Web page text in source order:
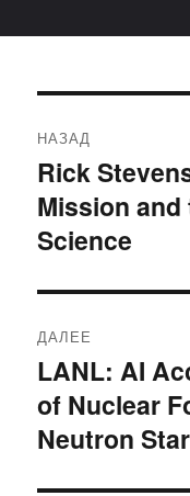
по
записям
НАЗАД
Предыдущая
запись:
Rick
Mission
Science
ДАЛЕЕ
Следующая
запись:
LANL: AI
of Nuclear
Neutron